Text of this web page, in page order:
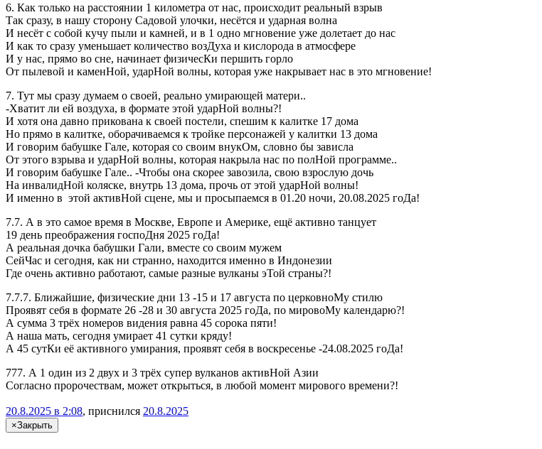
6. Как только на расстоянии 1 километра от нас, происходит реальный взрыв
Так сразу, в нашу сторону Садовой улочки, несётся и ударная волна
И несёт с собой кучу пыли и камней, и в 1 одно мгновение уже долетает до нас
И как то сразу уменьшает количество возДуха и кислорода в атмосфере
И у нас, прямо во сне, начинает физичесКи першить горло
От пылевой и каменНой, ударНой волны, которая уже накрывает нас в это мгновение!
7. Тут мы сразу думаем о своей, реально умирающей матери..
-Хватит ли ей воздуха, в формате этой ударНой волны?!
И хотя она давно прикована к своей постели, спешим к калитке 17 дома
Но прямо в калитке, оборачиваемся к тройке персонажей у калитки 13 дома
И говорим бабушке Гале, которая со своим внукОм, словно бы зависла
От этого взрыва и ударНой волны, которая накрыла нас по полНой программе..
И говорим бабушке Гале.. -Чтобы она скорее завозила, свою взрослую дочь
На инвалидНой коляске, внутрь 13 дома, прочь от этой ударНой волны!
И именно в этой активНой сцене, мы и просыпаемся в 01.20 ночи, 20.08.2025 гоДа!
7.7. А в это самое время в Москве, Европе и Америке, ещё активно танцует
19 день преображения госпоДня 2025 гоДа!
А реальная дочка бабушки Гали, вместе со своим мужем
СейЧас и сегодня, как ни странно, находится именно в Индонезии
Где очень активно работают, самые разные вулканы эТой страны?!
7.7.7. Ближайшие, физические дни 13 -15 и 17 августа по церковноМу стилю
Проявят себя в формате 26 -28 и 30 августа 2025 гоДа, по мировоМу календарю?!
А сумма 3 трёх номеров видения равна 45 сорока пяти!
А наша мать, сегодня умирает 41 сутки кряду!
А 45 сутКи её активного умирания, проявят себя в воскресенье -24.08.2025 гоДа!
777. А 1 один из 2 двух и 3 трёх супер вулканов активНой Азии
Согласно пророчествам, может открыться, в любой момент мирового времени?!
20.8.2025 в 2:08, приснился 20.8.2025
×Закрыть